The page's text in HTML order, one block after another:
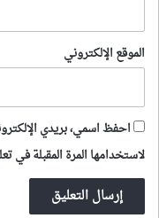
الموقع الإلكتروني
احفظ اسمي، بريدي
لاستخدامها المرة المقبلة في